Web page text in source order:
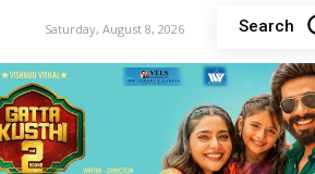
Saturday, August 8, 2026 Search